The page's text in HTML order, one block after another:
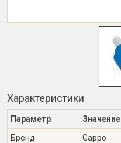
Характеристики
Параметр
Значение
Бренд
Gappo